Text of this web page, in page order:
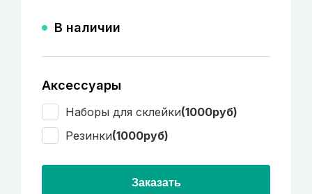
В наличии
Аксессуары
Наборы для склейки(1000руб)
Резинки(1000руб)
Заказать